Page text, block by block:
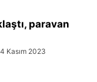
paravan
Kasım 2023